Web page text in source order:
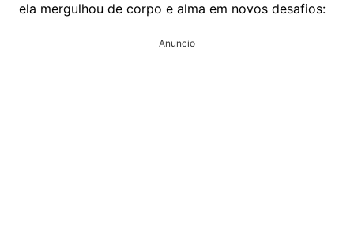
ela mergulhou de corpo e alma em novos desafios:
Anuncio